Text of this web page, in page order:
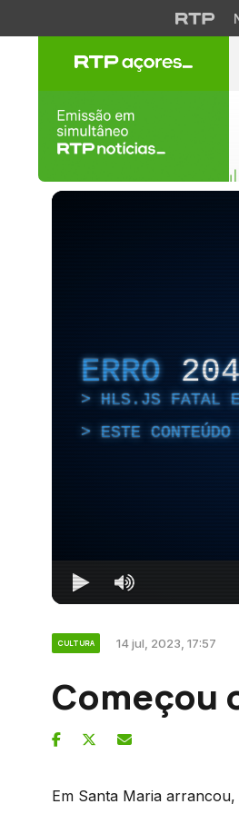
ERRO
HLS.JS FATAL
ESTE
CULTURA 14 jul, 2023, 17:57
Começou
Em Santa Maria arrancou,